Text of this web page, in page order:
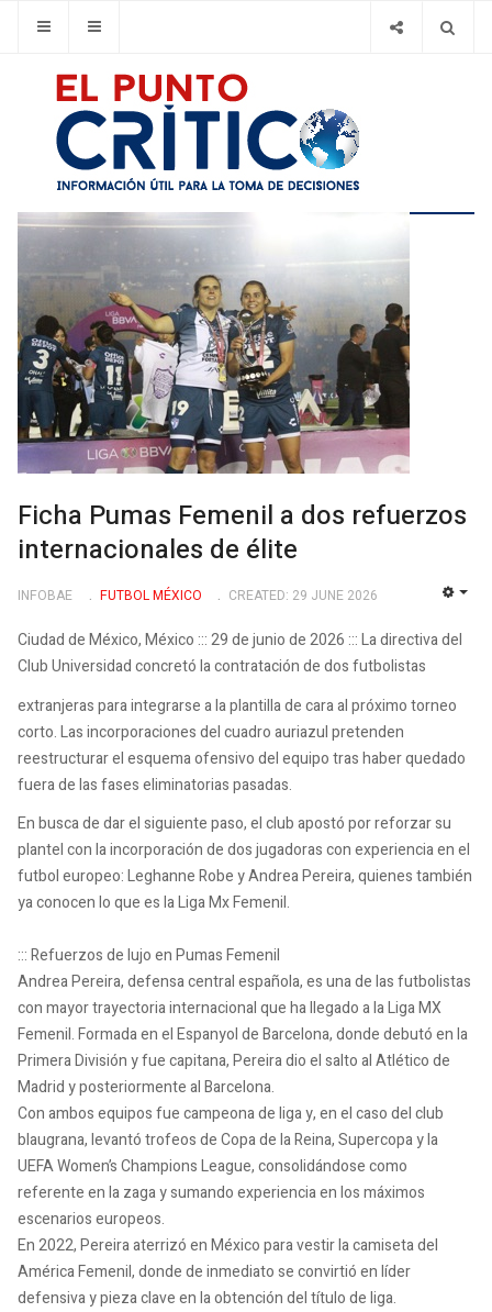
Ficha Pumas Femenil a dos refuerzos
internacionales de élite
INFOBAE FUTBOL MÉXICO CREATED: 29 JUNE 2026
Ciudad de México, México ::: 29 de junio de 2026 ::: La directiva del
Club Universidad concretó la contratación de dos futbolistas
extranjeras para integrarse a la plantilla de cara al próximo torneo
corto. Las incorporaciones del cuadro auriazul pretenden
reestructurar el esquema ofensivo del equipo tras haber quedado
fuera de las fases eliminatorias pasadas.
En busca de dar el siguiente paso, el club apostó por reforzar su
plantel con la incorporación de dos jugadoras con experiencia en el
futbol europeo: Leghanne Robe y Andrea Pereira, quienes también
ya conocen lo que es la Liga Mx Femenil.
::: Refuerzos de lujo en Pumas Femenil
Andrea Pereira, defensa central española, es una de las futbolistas
con mayor trayectoria internacional que ha llegado a la Liga MX
Femenil. Formada en el Espanyol de Barcelona, donde debutó en la
Primera División y fue capitana, Pereira dio el salto al Atlético de
Madrid y posteriormente al Barcelona.
Con ambos equipos fue campeona de liga y, en el caso del club
blaugrana, levantó trofeos de Copa de la Reina, Supercopa y la
UEFA Women’s Champions League, consolidándose como
referente en la zaga y sumando experiencia en los máximos
escenarios europeos.
En 2022, Pereira aterrizó en México para vestir la camiseta del
América Femenil, donde de inmediato se convirtió en líder
defensiva y pieza clave en la obtención del título de liga.